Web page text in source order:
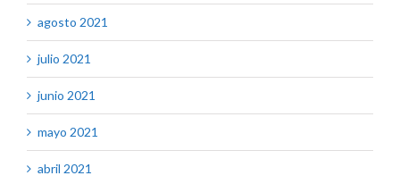
agosto 2021
julio 2021
junio 2021
mayo 2021
abril 2021